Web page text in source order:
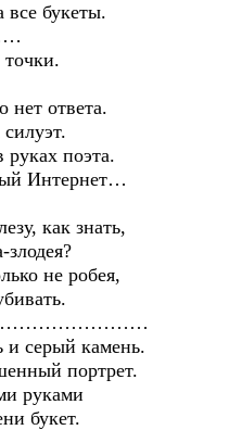
букеты.
ответа.
поэта.
как знать,
не робея,
камень.
портрет.
букет.